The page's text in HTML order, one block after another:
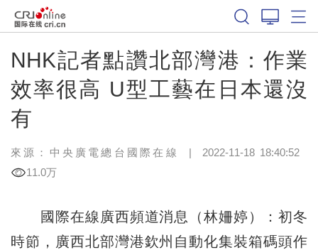
NHK記者點讚北部灣港：作業
效率很高 U型工藝在日本還沒
有
來源：中央廣電總台國際在線 | 2022-11-18 18:40:52
11.0万
國際在線廣西頻道消息（林姍婷）：初冬
時節，廣西北部灣港欽州自動化集裝箱碼頭作